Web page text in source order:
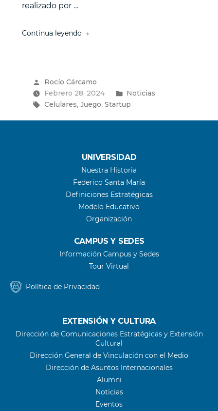
realizado por …
Continua leyendo“Startup
y
deportiva
con
dispositivos
Publicado
por
Rocío Cárcamo
Febrero 28, 2024
Publicado
en
Noticias
Etiquetas:
Celulares, Juego, Startup
UNIVERSIDAD
Nuestra Historia
Federico Santa María
Definiciones Estratégicas
Modelo Educativo
Organización
CAMPUS Y SEDES
Información Campus y Sedes
Tour Virtual
Política de Privacidad
EXTENSIÓN Y CULTURA
Dirección de Comunicaciones Estratégicas y Extensión
Cultural
Dirección General de Vinculación con el Medio
Dirección de Asuntos Internacionales
Alumni
Noticias
Eventos